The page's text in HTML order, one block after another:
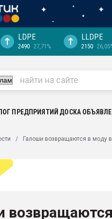
выходит на
рынке
LDPE
2490 27,71%
LLDPE
2150
ПРЕДПРИЯТИЙ ДОСКА
Галоши возвращаются в моду